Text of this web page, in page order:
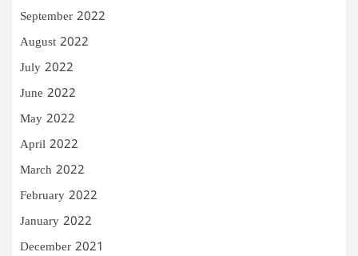
September 2022
August 2022
July 2022
June 2022
May 2022
April 2022
March 2022
February 2022
January 2022
December 2021